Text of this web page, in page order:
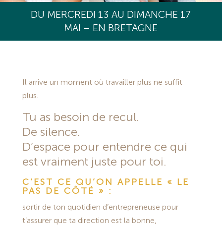
DU MERCREDI 13 AU DIMANCHE 17
MAI – EN BRETAGNE
Il arrive un moment où travailler plus ne suffit
plus.
Tu as besoin de recul.
De silence.
D’espace pour entendre ce qui
est vraiment juste pour toi.
C’EST CE QU’ON APPELLE « LE
PAS DE CÔTÉ » :
sortir de ton quotidien d’entrepreneuse pour
t’assurer que ta direction est la bonne,